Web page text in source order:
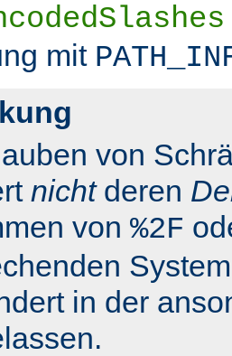
mit
von
nichtderen
von %2F
in der